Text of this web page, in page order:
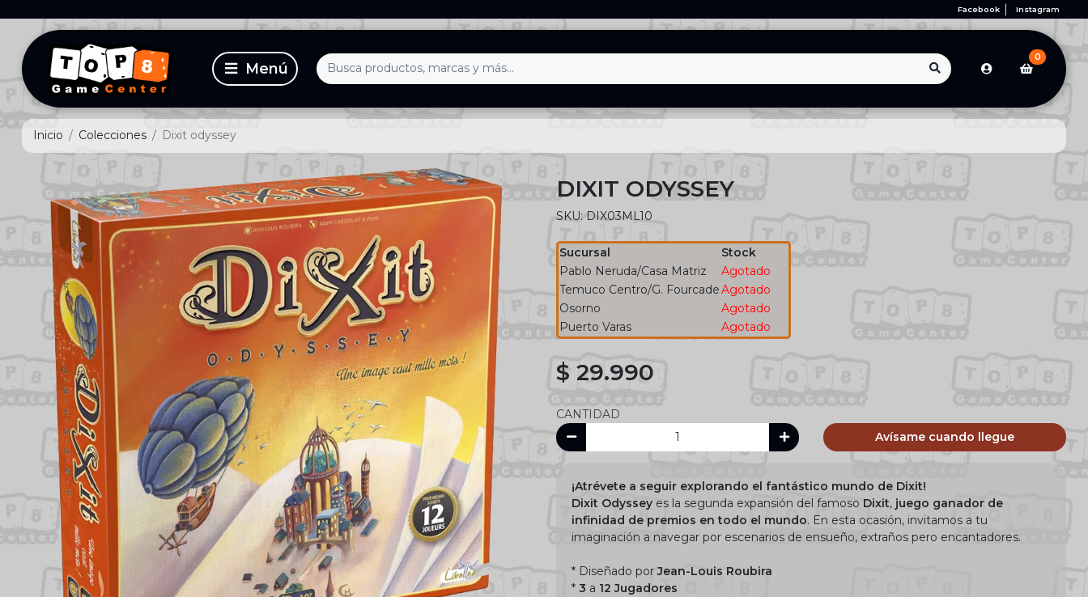
Facebook Instagram
0
Inicio Colecciones Dixit odyssey
DIXIT ODYSSEY
SKU: DIX03ML10
Sucursal
Stock
Pablo Neruda/Casa Matriz
Agotado
Temuco Centro/G. FourcadeAgotado
Osorno
Agotado
Puerto Varas
Agotado
$ 29.990
CANTIDAD
Avísame cuando llegue
¡Atrévete a seguir explorando el fantástico mundo de Dixit!
Dixit Odyssey es la segunda expansión del famoso Dixit, juego ganador de
infinidad de premios en todo el mundo. En esta ocasión, invitamos a tu
imaginación a navegar por escenarios de ensueño, extraños pero encantadores.
* Diseñado porJean-Louis Roubira
* 3 a 12 Jugadores